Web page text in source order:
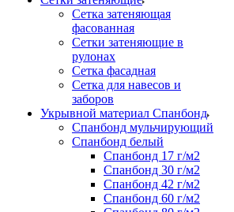
Сетка затеняющая
фасованная
Сетки затеняющие в
рулонах
Сетка фасадная
Сетка для навесов и
заборов
Укрывной материал Спанбонд
Спанбонд мульчирующий
Спанбонд белый
Спанбонд 17 г/м2
Спанбонд 30 г/м2
Спанбонд 42 г/м2
Спанбонд 60 г/м2